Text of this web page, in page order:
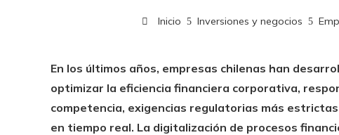
Inicio Inversiones y negocios
En los últimos años, empresas chilenas han
optimizar la eficiencia financiera corporativa,
competencia, exigencias regulatorias más
en tiempo real. La digitalización de procesos